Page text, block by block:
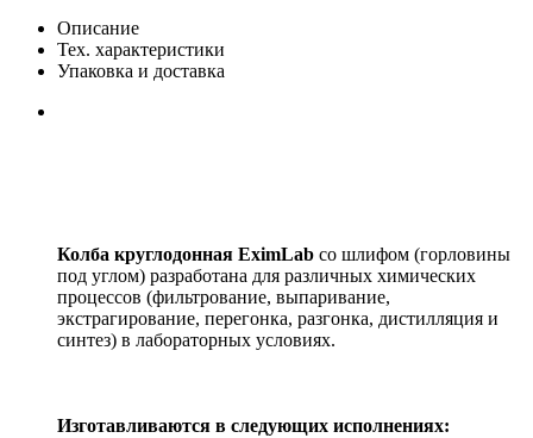
Описание
Тех. характеристики
Упаковка и доставка
Колба круглодонная EximLab со шлифом (горловины
под углом) разработана для различных химических
процессов (фильтрование, выпаривание,
экстрагирование, перегонка, разгонка, дистилляция и
синтез) в лабораторных условиях.
Изготавливаются в следующих исполнениях: